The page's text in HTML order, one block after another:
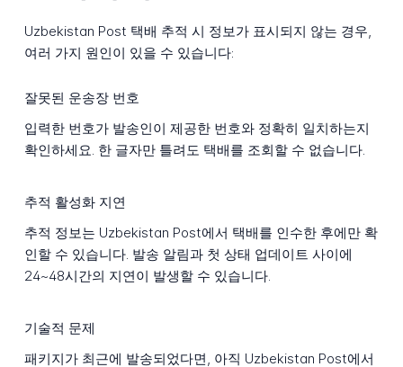
Uzbekistan Post 택배 추적 시 정보가 표시되지 않는 경우,
여러 가지 원인이 있을 수 있습니다:
잘못된 운송장 번호
입력한 번호가 발송인이 제공한 번호와 정확히 일치하는지
확인하세요. 한 글자만 틀려도 택배를 조회할 수 없습니다.
추적 활성화 지연
추적 정보는 Uzbekistan Post에서 택배를 인수한 후에만 확
인할 수 있습니다. 발송 알림과 첫 상태 업데이트 사이에
24~48시간의 지연이 발생할 수 있습니다.
기술적 문제
패키지가 최근에 발송되었다면, 아직 Uzbekistan Post에서